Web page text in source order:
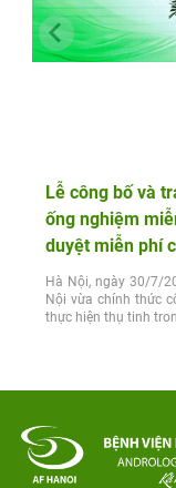
Lễ công bố và
ống nghiệm
duyệt miễn phí
Hà Nội, ngày 30/7/
Nội vừa chính thức
thực hiện thụ tinh